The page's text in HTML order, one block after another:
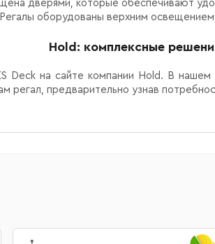
дверями, которые обеспечивают
Регалы оборудованы верхним
Hold: комплексные
Deck на сайте компании Hold. В нашем
регал, предварительно узнав